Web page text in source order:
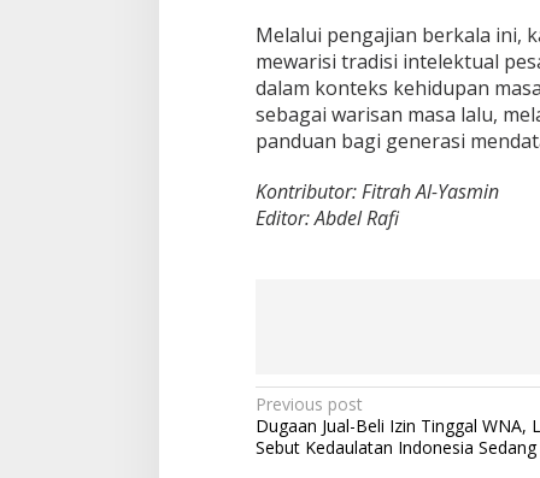
Melalui pengajian berkala ini,
mewarisi tradisi intelektual
dalam konteks kehidupan
sebagai warisan masa lalu,
panduan bagi generasi
Kontributor: Fitrah Al-Yasmin
Editor: Abdel Rafi
P
o
Previous post
Dugaan Jual-Beli Izin Tinggal WNA,
Sebut Kedaulatan Indonesia